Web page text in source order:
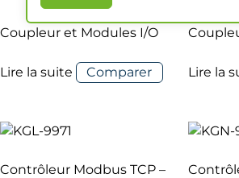
Coupleur et Modules I/O
Lire la suite Comparer Lire la
Contrôleur Modbus TCP –